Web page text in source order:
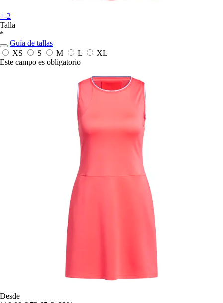
+-2
Talla
*
Guía de tallas
XS
S M L
XL
Este campo es obligatorio
Desde